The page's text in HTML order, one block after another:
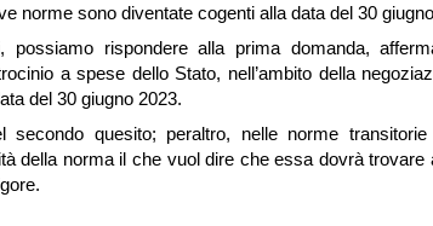
norme sono diventate cogenti alla data del 30
possiamo rispondere alla prima domanda,
a spese dello Stato, nell’ambito della
del 30 giugno 2023.
secondo quesito; peraltro, nelle norme
della norma il che vuol dire che essa dovrà trovare